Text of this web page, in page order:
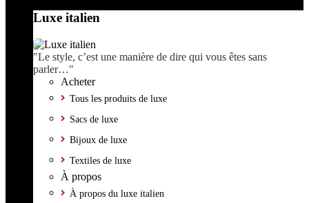
Luxe italien
"Le style, c’est une manière de dire qui vous êtes sans
parler…"
Acheter
Tous les produits de luxe
Sacs de luxe
Bijoux de luxe
Textiles de luxe
À propos
À propos du luxe italien